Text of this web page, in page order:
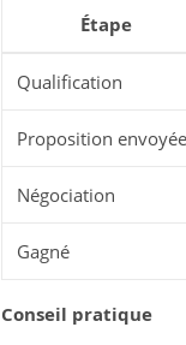
Étape
Qualification
Proposition envoyée
Négociation
Gagné
Conseil pratique